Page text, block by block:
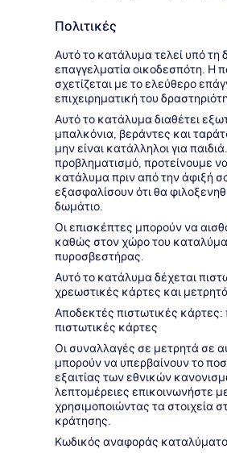
Πολιτικές
Αυτό το κατάλυμα τελεί υπό τη
επαγγελματία οικοδεσπότη. Η
σχετίζεται με το ελεύθερο
επιχειρηματική του
Αυτό το κατάλυμα διαθέτει
μπαλκόνια, βεράντες και
μην είναι κατάλληλοι για
προβληματισμό, προτείνουμε
κατάλυμα πριν από την άφιξή
εξασφαλίσουν ότι θα
δωμάτιο.
Οι επισκέπτες μπορούν να
καθώς στον χώρο του
πυροσβεστήρας.
Αυτό το κατάλυμα δέχεται
χρεωστικές κάρτες και
Αποδεκτές πιστωτικές κάρτες:
πιστωτικές κάρτες
Οι συναλλαγές σε μετρητά σε
μπορούν να υπερβαίνουν το
εξαιτίας των εθνικών
λεπτομέρειες επικοινωνήστε
χρησιμοποιώντας τα στοιχεία
κράτησης.
Κωδικός αναφοράς